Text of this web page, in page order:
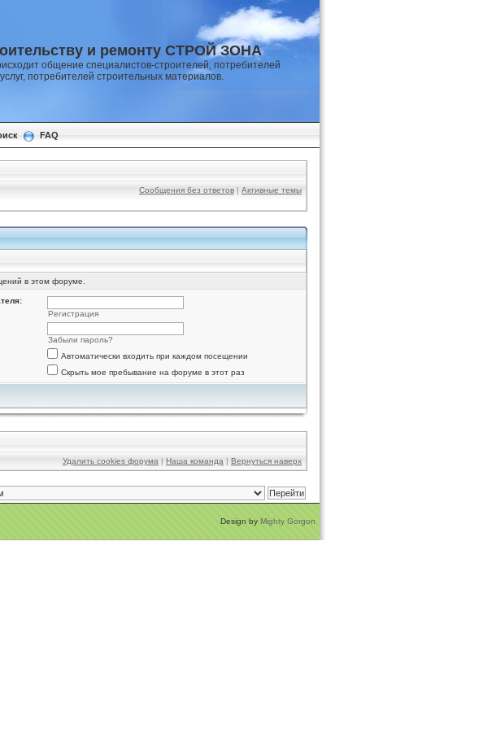
и ремонту СТРОЙ ЗОНА
общение специалистов-строителей, потребителей
потребителей строительных материалов.
FAQ
Сообщения без ответов | Активные темы
в этом форуме.
Регистрация
Забыли пароль?
Автоматически входить при каждом посещении
Скрыть мое пребывание на форуме в этот раз
Удалить cookies форума | Наша команда | Вернуться наверх
Design by Mighty Gorgon